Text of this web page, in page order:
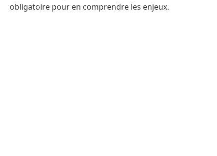
obligatoire pour en comprendre les enjeux.